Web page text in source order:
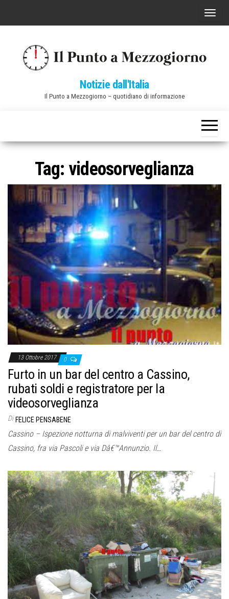
C
a
v
a
o
n
e
Notizie dall'Italia
Il Punto a Mezzogiorno – quotidiano di informazione
Tag: videosorveglianza
13 Ottobre 2017 0
Furto in un bar del centro a Cassino,
rubati soldi e registratore per la
videosorveglianza
Di FELICE PENSABENE
Cassino – Ispezione notturna di malviventi per un bar del centro di
Cassino, fra via Pascoli e via Dâ€™Annunzio. Il…